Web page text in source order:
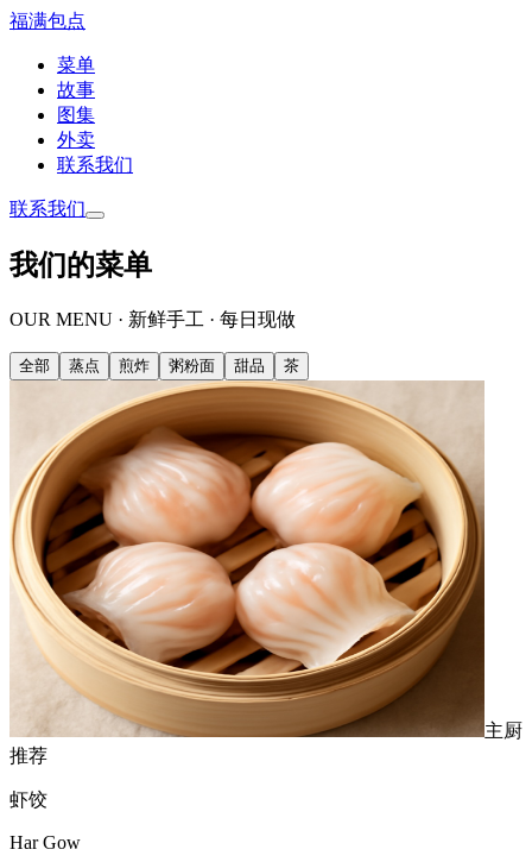
福满包点
菜单
故事
图集
外卖
联系我们
联系我们
我们的菜单
OUR MENU · 新鲜手工 · 每日现做
全部 蒸点 煎炸 粥粉面 甜品 茶
主厨
推荐
虾饺
Har Gow